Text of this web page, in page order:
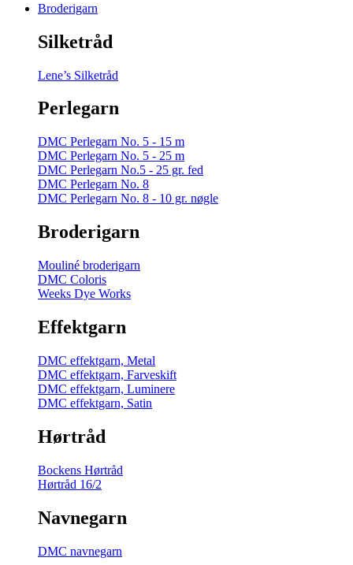
Broderigarn
Silketråd
Lene’s Silketråd
Perlegarn
DMC Perlegarn No. 5 - 15 m
DMC Perlegarn No. 5 - 25 m
DMC Perlegarn No.5 - 25 gr. fed
DMC Perlegarn No. 8
DMC Perlegarn No. 8 - 10 gr. nøgle
Broderigarn
Mouliné broderigarn
DMC Coloris
Weeks Dye Works
Effektgarn
DMC effektgarn, Metal
DMC effektgarn, Farveskift
DMC effektgarn, Luminere
DMC effektgarn, Satin
Hørtråd
Bockens Hørtråd
Hørtråd 16/2
Navnegarn
DMC navnegarn